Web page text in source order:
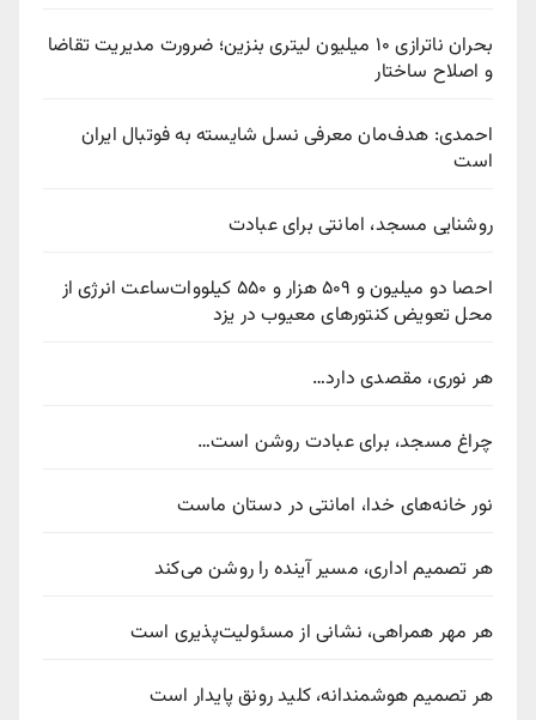
بحران ناترازی ۱۰ میلیون لیتری بنزین؛ ضرورت مدیریت تقاضا
و اصلاح ساختار
احمدی: هدف‌مان معرفی نسل شایسته به فوتبال ایران
است
روشنایی مسجد، امانتی برای عبادت
احصا دو میلیون و ۵۰۹ هزار و ۵۵۰ کیلووات‌ساعت انرژی از
محل تعویض کنتورهای معیوب در یزد
هر نوری، مقصدی دارد…
چراغ مسجد، برای عبادت روشن است…
نور خانه‌های خدا، امانتی در دستان ماست
هر تصمیم اداری، مسیر آینده را روشن می‌کند
هر مهر همراهی، نشانی از مسئولیت‌پذیری است
هر تصمیم هوشمندانه، کلید رونق پایدار است